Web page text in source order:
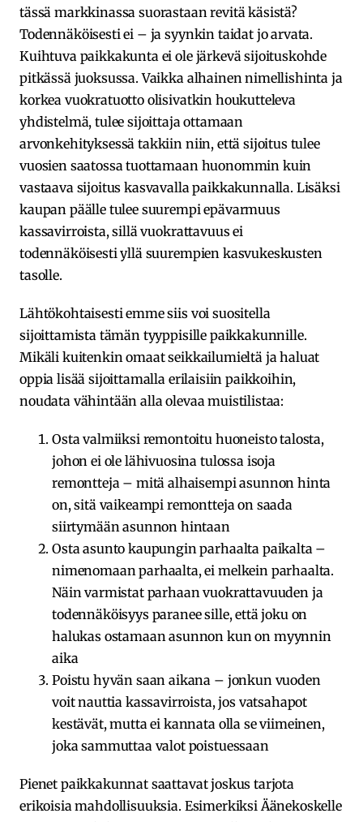
tässä markkinassa suorastaan revitä käsistä?
Todennäköisesti ei – ja syynkin taidat jo arvata.
Kuihtuva paikkakunta ei ole järkevä sijoituskohde
pitkässä juoksussa. Vaikka alhainen nimellishinta ja
korkea vuokratuotto olisivatkin houkutteleva
yhdistelmä, tulee sijoittaja ottamaan
arvonkehityksessä takkiin niin, että sijoitus tulee
vuosien saatossa tuottamaan huonommin kuin
vastaava sijoitus kasvavalla paikkakunnalla. Lisäksi
kaupan päälle tulee suurempi epävarmuus
kassavirroista, sillä vuokrattavuus ei
todennäköisesti yllä suurempien kasvukeskusten
tasolle.
Lähtökohtaisesti emme siis voi suositella
sijoittamista tämän tyyppisille paikkakunnille.
Mikäli kuitenkin omaat seikkailumieltä ja haluat
oppia lisää sijoittamalla erilaisiin paikkoihin,
noudata vähintään alla olevaa muistilistaa:
Osta valmiiksi remontoitu huoneisto talosta,
johon ei ole lähivuosina tulossa isoja
remontteja – mitä alhaisempi asunnon hinta
on, sitä vaikeampi remontteja on saada
siirtymään asunnon hintaan
Osta asunto kaupungin parhaalta paikalta –
nimenomaan parhaalta, ei melkein parhaalta.
Näin varmistat parhaan vuokrattavuuden ja
todennäköisyys paranee sille, että joku on
halukas ostamaan asunnon kun on myynnin
aika
Poistu hyvän saan aikana – jonkun vuoden
voit nauttia kassavirroista, jos vatsahapot
kestävät, mutta ei kannata olla se viimeinen,
joka sammuttaa valot poistuessaan
Pienet paikkakunnat saattavat joskus tarjota
erikoisia mahdollisuuksia. Esimerkiksi Äänekoskelle